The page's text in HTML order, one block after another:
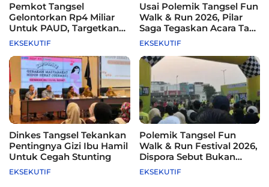
Pemkot Tangsel
Gelontorkan Rp4 Miliar
Untuk PAUD, Targetkan
115 Sekolah
EKSEKUTIF
Usai Polemik Tangsel Fun
Walk & Run 2026, Pilar
Saga Tegaskan Acara Tak
Difasilitasi Pemkot
EKSEKUTIF
Dinkes Tangsel Tekankan
Pentingnya Gizi Ibu Hamil
Untuk Cegah Stunting
EKSEKUTIF
Polemik Tangsel Fun
Walk & Run Festival 2026,
Dispora Sebut Bukan
Agenda Pemkot
EKSEKUTIF